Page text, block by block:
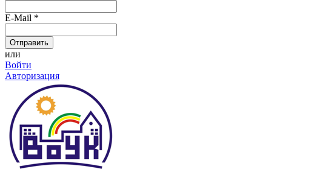
E-Mail *
или
Войти
Авторизация